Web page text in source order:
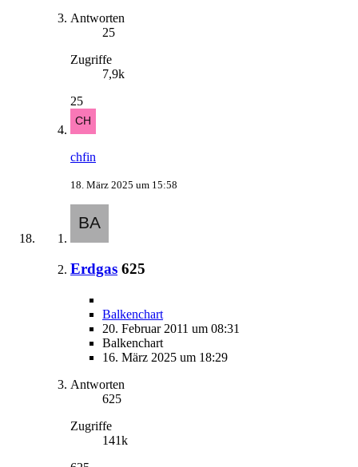
Antworten
25
Zugriffe
7,9k
25
chfin
18. März 2025 um 15:58
Erdgas 625
Balkenchart
20. Februar 2011 um 08:31
Balkenchart
16. März 2025 um 18:29
Antworten
625
Zugriffe
141k